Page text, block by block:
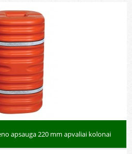
apsauga 220 mm apvaliai kolonai